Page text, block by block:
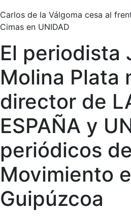
Carlos de la Válgoma cesa al
Cimas en UNIDAD
El periodista
Molina Plata
director de
ESPAÑA y
periódicos
Movimiento
Guipúzcoa